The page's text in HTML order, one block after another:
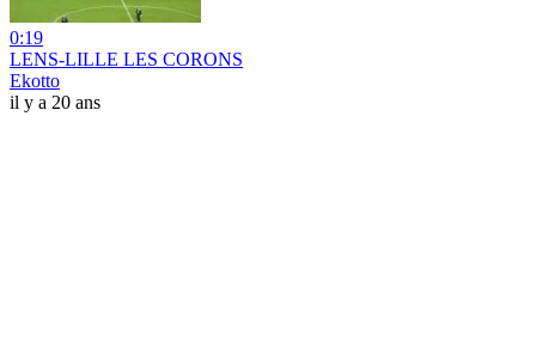
0:19
LENS-LILLE LES CORONS
Ekotto
il y a 20 ans